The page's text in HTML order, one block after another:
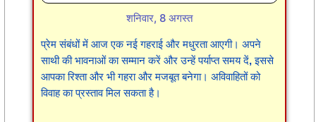
शनिवार, 8 अगस्त
प्रेम संबंधों में आज एक नई गहराई और मधुरता आएगी। अपने
साथी की भावनाओं का सम्मान करें और उन्हें पर्याप्त समय दें, इससे
आपका रिश्ता और भी गहरा और मजबूत बनेगा। अविवाहितों को
विवाह का प्रस्ताव मिल सकता है।